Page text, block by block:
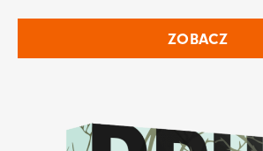
ZOBACZ